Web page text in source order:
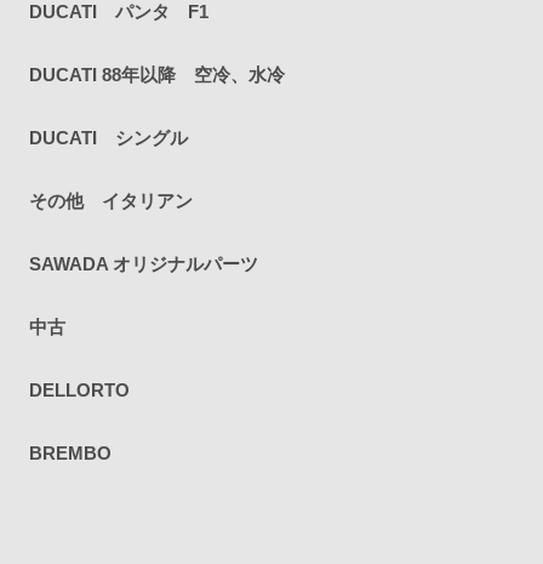
DUCATI パンタ F1
DUCATI 88年以降 空冷、水冷
DUCATI シングル
その他 イタリアン
SAWADA オリジナルパーツ
中古
DELLORTO
BREMBO